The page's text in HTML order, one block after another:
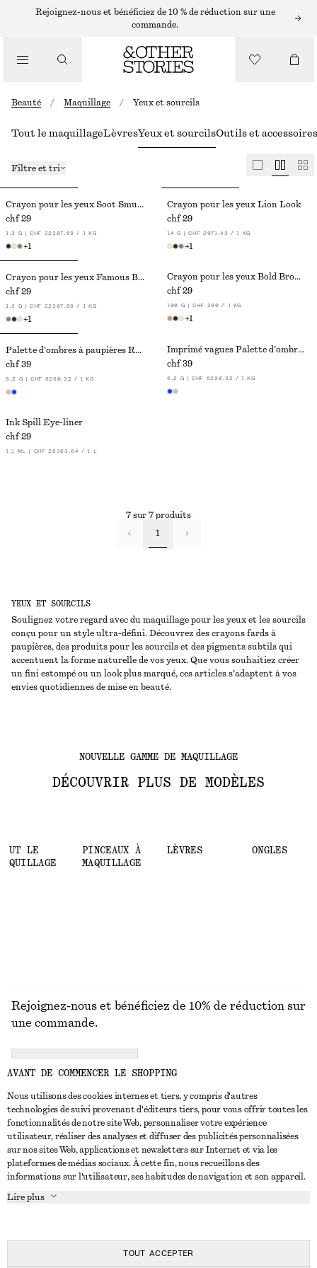
Rejoignez-nous et bénéficiez de 10 % de réduction sur une
commande.
Beauté / Maquillage / Yeux et sourcils
YEUX ET SOURCILS
Soulignez votre regard avec du maquillage pour les yeux et les sourcils
conçu pour un style ultra-défini. Découvrez des crayons fards à
paupières, des produits pour les sourcils et des pigments subtils qui
accentuent la forme naturelle de vos yeux. Que vous souhaitiez créer
un fini estompé ou un look plus marqué, ces articles s’adaptent à vos
envies quotidiennes de mise en beauté.
Tout le maquillageLèvresYeux et sourcilsOutils et accessoires
Filtre et tri
Crayon pour les yeux Soot Smudge
chf 29
1.3 G | CHF 22307.69 / 1 KG
+1
Crayon pour les yeux Lion Look
chf 29
14 G | CHF 2071.43 / 1 KG
+1
Crayon pour les yeux Famous Brown
chf 29
1.3 G | CHF 22307.69 / 1 KG
+1
Crayon pour les yeux Bold Bronze
chf 29
100 G | CHF 290 / 1 KG
+1
Palette d’ombres à paupières Rouge Shadows
chf 39
6.2 G | CHF 6290.32 / 1 KG
Imprimé vagues Palette d’ombres à paupières
chf 39
6.2 G | CHF 6290.32 / 1 KG
Ink Spill Eye-liner
chf 29
1.1 ML | CHF 26363.64 / 1 L
7 sur 7 produits
1
NOUVELLE GAMME DE MAQUILLAGE
DÉCOUVRIR PLUS DE MODÈLES
LE
PINCEAUX À
MAQUILLAGE
LÈVRES ONGLES
NOUS CONTACTER
Nous contacter
Trouver un magasin
Affilié(e)s
Instagram
Pinterest
SERVICE CLIENT
À PROPOS
En cours de réalisation
Rejoignez-nous et bénéficiez de 10% de réduction sur
une commande.
AVANT DE COMMENCER LE SHOPPING
Nous utilisons des cookies internes et tiers, y compris d'autres
technologies de suivi provenant d'éditeurs tiers, pour vous offrir toutes les
fonctionnalités de notre site Web, personnaliser votre expérience
utilisateur, réaliser des analyses et diffuser des publicités personnalisées
sur nos sites Web, applications et newsletters sur Internet et via les
plateformes de médias sociaux. À cette fin, nous recueillons des
informations sur l'utilisateur, ses habitudes de navigation et son appareil.
Lire plus
TOUT ACCEPTER